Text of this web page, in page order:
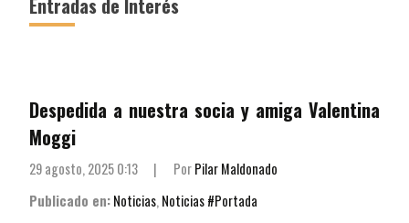
Despedida a nuestra socia y amiga Valentina
Moggi
29 agosto, 2025 0:13 | PorPilar Maldonado
Publicado en:Noticias, Noticias #Portada